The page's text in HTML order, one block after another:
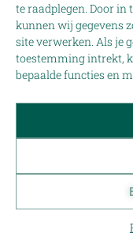
te raadplegen. Door in
kunnen wij gegevens
site verwerken. Als je
toestemming intrekt,
bepaalde functies en
De informatie op de
behandeling en
Raadpleeg in geval
alvorens
Op deze website is
© 2025
CAB Art &
Bouw